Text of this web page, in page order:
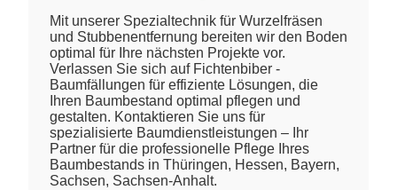
Mit unserer Spezialtechnik für Wurzelfräsen
und Stubbenentfernung bereiten wir den Boden
optimal für Ihre nächsten Projekte vor.
Verlassen Sie sich auf Fichtenbiber -
Baumfällungen für effiziente Lösungen, die
Ihren Baumbestand optimal pflegen und
gestalten. Kontaktieren Sie uns für
spezialisierte Baumdienstleistungen – Ihr
Partner für die professionelle Pflege Ihres
Baumbestands in Thüringen, Hessen, Bayern,
Sachsen, Sachsen-Anhalt.